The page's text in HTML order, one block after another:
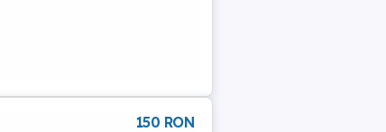
150 RON